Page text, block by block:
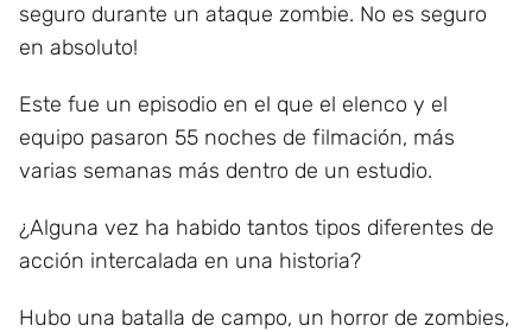
seguro durante un ataque zombie. No es seguro
en absoluto!
Este fue un episodio en el que el elenco y el
equipo pasaron 55 noches de filmación, más
varias semanas más dentro de un estudio.
¿Alguna vez ha habido tantos tipos diferentes de
acción intercalada en una historia?
Hubo una batalla de campo, un horror de zombies,